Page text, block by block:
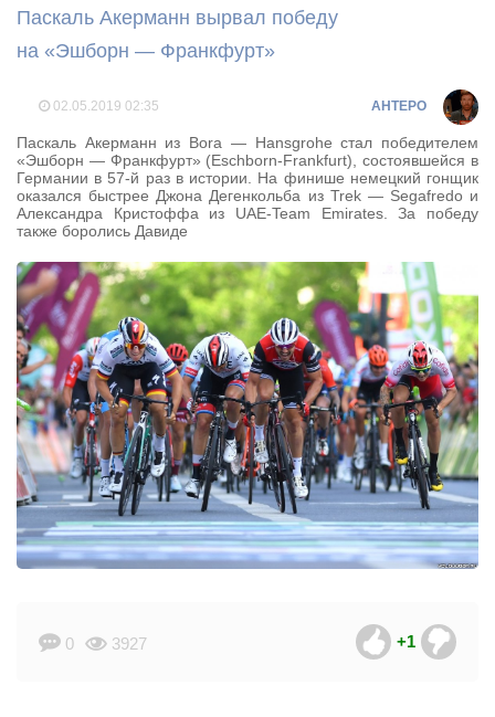
Паскаль Акерманн вырвал победу
на «Эшборн — Франкфурт»
02.05.2019 02:35 AHTEPO
Паскаль Акерманн из Bora — Hansgrohe стал победителем
«Эшборн — Франкфурт» (Eschborn-Frankfurt), состоявшейся в
Германии в 57-й раз в истории. На финише немецкий гонщик
оказался быстрее Джона Дегенкольба из Trek — Segafredo и
Александра Кристоффа из UAE-Team Emirates. За победу
также боролись Давиде
0 3927 +1